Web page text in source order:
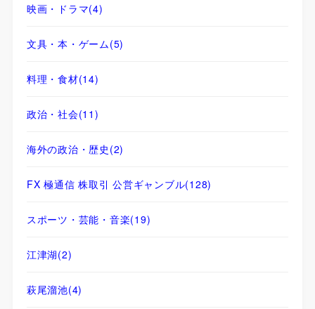
映画・ドラマ(4)
文具・本・ゲーム(5)
料理・食材(14)
政治・社会(11)
海外の政治・歴史 (2)
FX 極通信 株取引 公営ギャンブル(128)
スポーツ・芸能・音楽(19)
江津湖(2)
萩尾溜池(4)